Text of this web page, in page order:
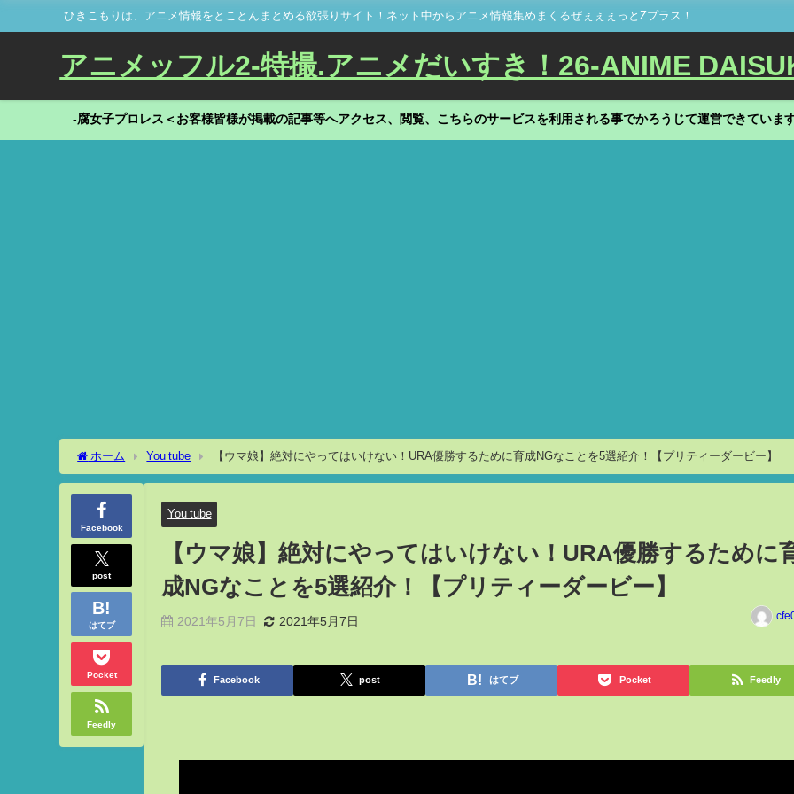
ひきこもりは、アニメ情報をとことんまとめる欲張りサイト！ネット中からアニメ情報集めまくるぜぇぇぇっとZプラス！
アニメッフル2-特撮.アニメだいすき！26-ANIME
-腐女子プロレス＜お客様皆様が掲載の記事等へアクセス、閲覧、こちらのサービスを利用される事でかろうじて運営できていま
ホーム You tube 【ウマ娘】絶対にやってはいけない！URA優勝するために育成NGなことを5選紹介！【プリティーダービー】
Facebook
post
はてブ
Pocket
Feedly
You tube
【ウマ娘】絶対にやってはいけない！URA優勝するために
成NGなことを5選紹介！【プリティーダービー】
2021年5月7日 2021年5月7日
Facebook post はてブ Pocket Feedly